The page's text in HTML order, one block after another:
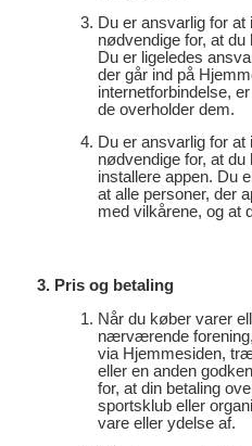
Du er ansvarlig for at
nødvendige for, at
Du er ligeledes
der går ind på
internetforbindelse,
de overholder dem.
Du er ansvarlig for at
nødvendige for, at du
installere appen. Du
at alle personer, der
med vilkårene, og at
Pris og betaling
Når du køber varer
nærværende
via Hjemmesiden,
eller en anden
for, at din betaling
sportsklub eller
vare eller ydelse af.